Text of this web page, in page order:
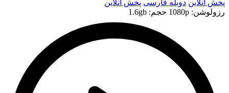
پخش آنلاین دوبله فارسی پخش آنلاین
رزولوشن: 1080p
حجم: 1.6gb